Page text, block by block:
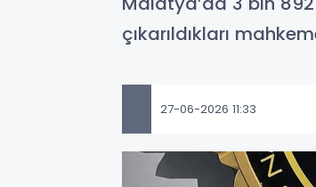
çıkarıldıkları
27-06-2026 11:33